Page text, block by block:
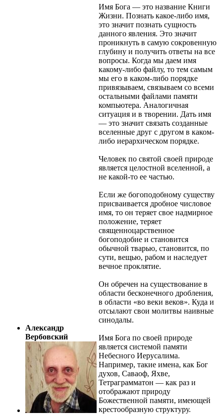
Александр
Вербовский
Имя Бога — это название Книги
Жизни. Познать какое-либо имя,
это значит познать сущность
данного явления. Это значит
проникнуть в самую сокровенную
глубину и получить ответы на все
вопросы. Когда мы даем имя
какому-либо файлу, то тем самым
мы его в каком-либо порядке
привязываем, связываем со всеми
остальными файлами памяти
компьютера. Аналогичная
ситуация и в творении. Дать имя
— это значит связать созданные
вселенные друг с другом в каком-
либо иерархическом порядке.
Человек по святой своей природе
является целостной вселенной, а
не какой-то ее частью.
Если же богоподобному существу
присваивается дробное числовое
имя, то он теряет свое надмирное
положение, теряет
священноцарственное
богоподобие и становится
обычной тварью, становится, по
сути, вещью, рабом и наследует
вечное проклятие.
Он обречен на существование в
области бесконечного дробления,
в области «во веки веков». Куда и
отсылают свои молитвы наивные
синодалы.
Имя Бога по своей природе
является системой памяти
Небесного Иерусалима.
Например, такие имена, как Бог
духов, Саваоф, Яхве,
Тетраграмматон — как раз и
отображают природу
Божественной памяти, имеющей
крестообразную структуру.